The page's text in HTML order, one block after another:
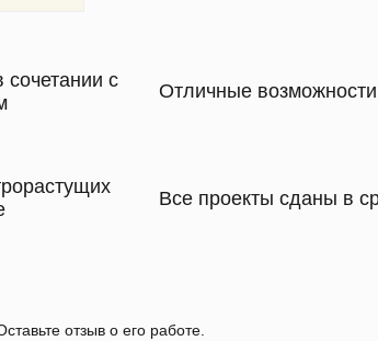
сочетании с
Отличные возможности
Все проекты сданы в
отзыв о его работе.